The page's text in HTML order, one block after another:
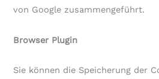
von Google zusammengeführt.
Browser Plugin
Sie können die Speicherung der